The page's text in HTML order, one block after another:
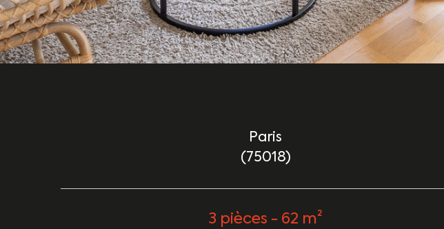
Paris
(75018)
3 pièces - 62 m²